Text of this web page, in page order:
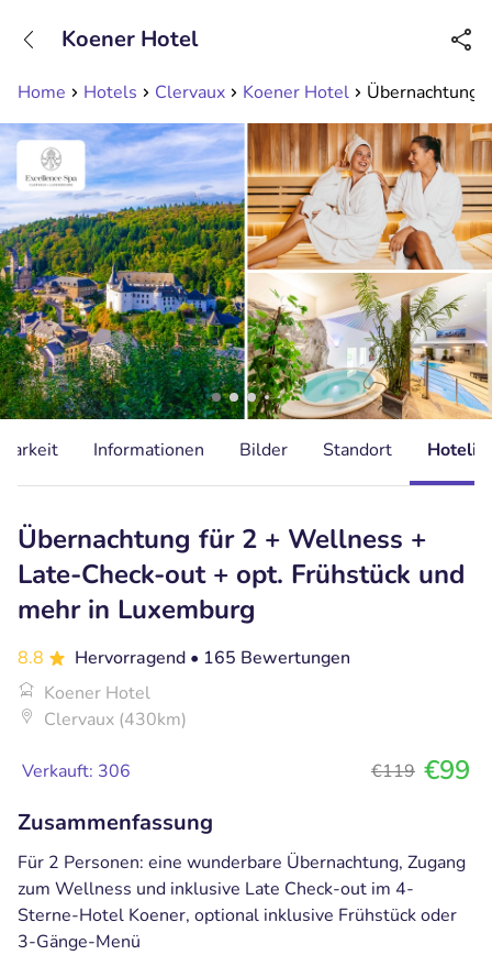
Erreichbar bis 23:00 Uhr (max 0,09€/Min)
Home Hotels Clervaux Koener Hotel Übernachtung
Koener Hotel
Informationen Bilder Standort
Übernachtung für 2 + Wellness +
Late-Check-out + opt. Frühstück und
mehr in Luxemburg
8.8 Hervorragend • 165 Bewertungen
Koener Hotel
Clervaux (430km)
Verkauft: 306 €119 €99
Zusammenfassung
Für 2 Personen: eine wunderbare Übernachtung, Zugang
zum Wellness und inklusive Late Check-out im 4-
Sterne-Hotel Koener, optional inklusive Frühstück oder
3-Gänge-Menü